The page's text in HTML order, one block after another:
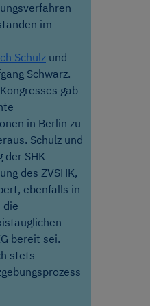
im
Schulz und
Schwarz.
gab
in Berlin zu
Schulz und
der SHK-
des ZVSHK,
ebenfalls in
die
bereit sei.
stets